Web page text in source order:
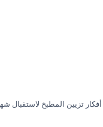
أفكار تزيين المطبخ لاستقبال